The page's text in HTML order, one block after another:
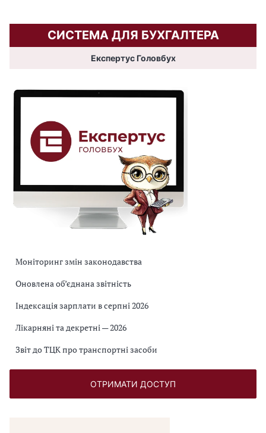
СИСТЕМА ДЛЯ БУХГАЛТЕРА
Експертус Головбух
Моніторинг змін законодавства
Оновлена об’єднана звітність
Індексація зарплати в серпні 2026
Лікарняні та декретні — 2026
Звіт до ТЦК про транспортні засоби
ОТРИМАТИ ДОСТУП